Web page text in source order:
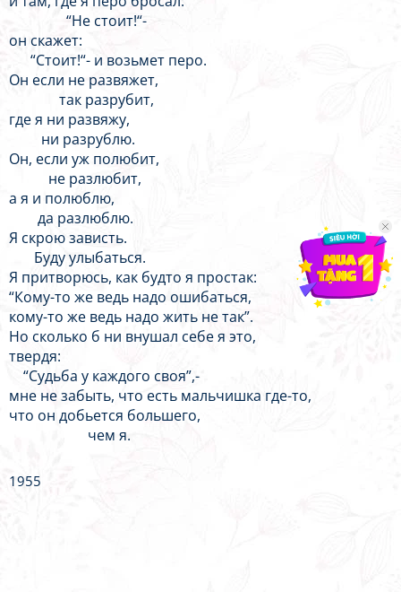
“Не стоит!“-
он скажет:
“Стоит!“- и возьмет перо.
Он если не развяжет,
так разрубит,
где я ни развяжу,
ни разрублю.
Он, если уж полюбит,
не разлюбит,
а я и полюблю,
да разлюблю.
Я скрою зависть.
Буду улыбаться.
Я притворюсь, как будто я простак:
“Кому-то же ведь надо ошибаться,
кому-то же ведь надо жить не так”.
Но сколько б ни внушал себе я это,
твердя:
“Судьба у каждого своя”,-
мне не забыть, что есть мальчишка где-то,
что он добьется большего,
чем я.
1955